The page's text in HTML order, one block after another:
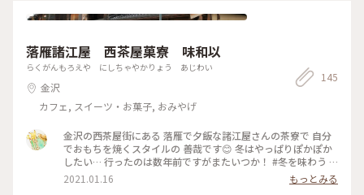
落雁諸江屋 西茶屋菓寮 味和以
らくがんもろえや にしちゃやかりょう あじわい
金沢
カフェ, スイーツ・お菓子, おみやげ
145
金沢の西茶屋街にある 落雁で夕飯な諸江屋さんの茶寮で 自分
でおもちを焼くスタイルの 善哉です😊 冬はやっぱりぽかぽか
したい… 行ったのは数年前ですがまたいつか！ #冬を味わう #
金沢 #ぜんざい
2021.01.16
もっとみる